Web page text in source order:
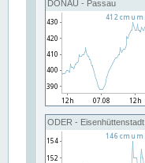
DONAU - Passau
ODER - Eisenhüttenstadt